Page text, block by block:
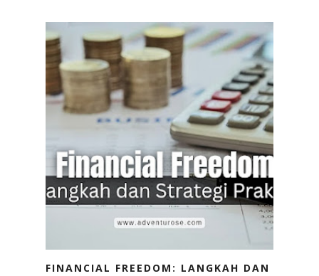
FINANCIAL FREEDOM: LANGKAH DAN